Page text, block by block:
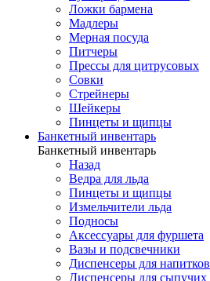
Ложки бармена
Мадлеры
Мерная посуда
Питчеры
Прессы для цитрусовых
Совки
Стрейнеры
Шейкеры
Пинцеты и щипцы
Банкетный инвентарь
Банкетный инвентарь
Назад
Ведра для льда
Пинцеты и щипцы
Измельчители льда
Подносы
Аксессуары для фуршета
Вазы и подсвечники
Диспенсеры для напитков
Диспенсеры для сыпучих